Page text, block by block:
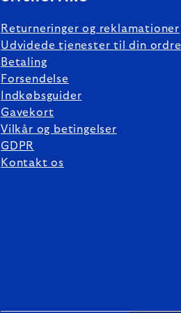
Returneringer og reklamationer
Udvidede tjenester til din ordre
Betaling
Forsendelse
Indkøbsguider
Gavekort
Vilkår og betingelser
GDPR
Kontakt os